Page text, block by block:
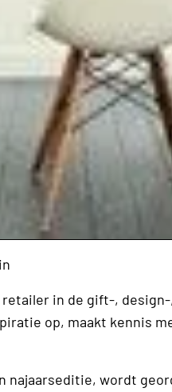
in de gift-,
op, maakt kennis
najaarseditie, wordt